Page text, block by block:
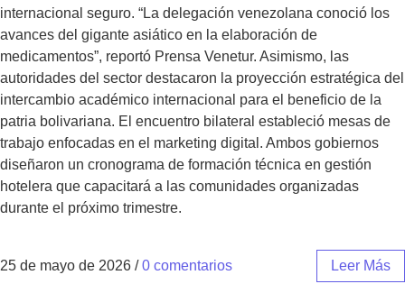
internacional seguro. “La delegación venezolana conoció los
avances del gigante asiático en la elaboración de
medicamentos”, reportó Prensa Venetur. Asimismo, las
autoridades del sector destacaron la proyección estratégica del
intercambio académico internacional para el beneficio de la
patria bolivariana. El encuentro bilateral estableció mesas de
trabajo enfocadas en el marketing digital. Ambos gobiernos
diseñaron un cronograma de formación técnica en gestión
hotelera que capacitará a las comunidades organizadas
durante el próximo trimestre.
25 de mayo de 2026 / 0 comentarios Leer Más